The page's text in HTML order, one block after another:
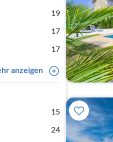
19
17
17
anzeigen
15
24